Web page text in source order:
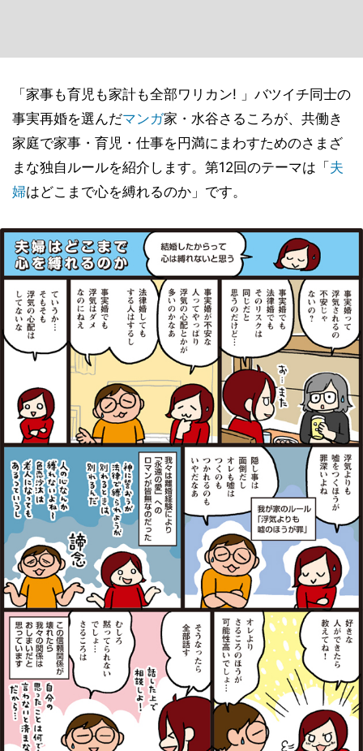
「家事も育児も家計も全部ワリカン! 」バツイチ同士の
事実再婚を選んだマンガ家・水谷さるころが、共働き
家庭で家事・育児・仕事を円満にまわすためのさまざ
まな独自ルールを紹介します。第12回のテーマは「夫
婦はどこまで心を縛れるのか」です。